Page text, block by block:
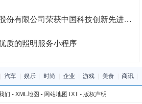
有限公司荣获中国科技创新先进单位
的照明服务小程序
汽车 娱乐 时尚 企业 游戏 美食 商讯
们 - XML地图 - 网站地图TXT- 版权声明